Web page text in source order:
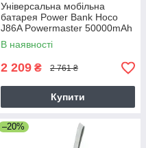
Універсальна мобільна
батарея Power Bank Hoco
J86A Powermaster 50000mAh
PD20W+QC3.0 Зовнішній
акумулятор з ліхтариком
В наявності
2 209 ₴ 2 761 ₴
Купити
–20%